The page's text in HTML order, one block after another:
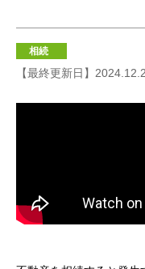
相続
【最終更新日】